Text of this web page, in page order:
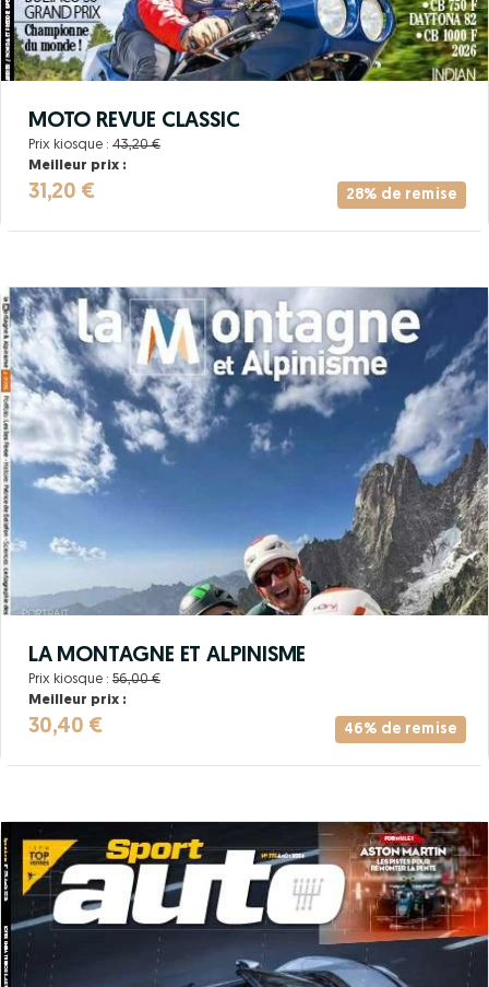
28% de remise
MOTO REVUE CLASSIC
Prix kiosque : 43,20 €
Meilleur prix :
31,20 €
46% de remise
LA MONTAGNE ET ALPINISME
Prix kiosque : 56,00 €
Meilleur prix :
30,40 €